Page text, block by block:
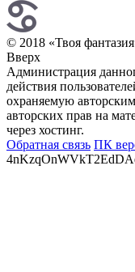
© 2018 «Твоя
Вверх
Администрация
действия
охраняемую
авторских прав на
через хостинг.
Обратная связь ПК